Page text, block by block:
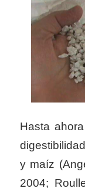
Hasta
y maíz
2004;